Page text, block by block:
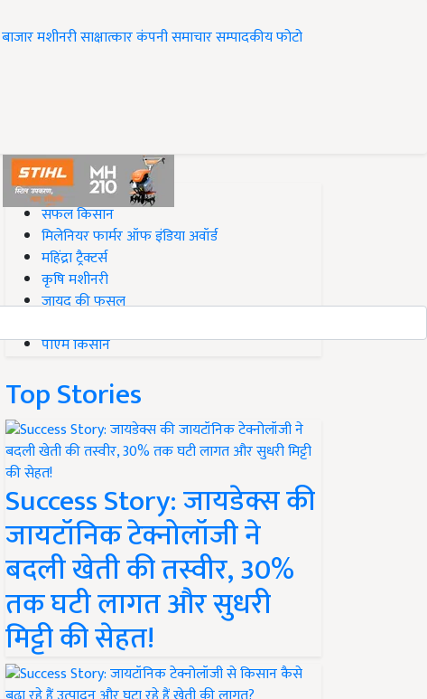
बाजारमशीनरीसाक्षात्कारकंपनी समाचारसम्पादकीयफोटो
#Top on Krishi Jagran
सफल किसान
मिलेनियर फार्मर ऑफ इंडिया अवॉर्ड
महिंद्रा ट्रैक्टर्स
कृषि मशीनरी
जायद की फसल
पीएम किसान
Top Stories
Success Story: जायडेक्स की
जायटॉनिक टेक्नोलॉजी ने
बदली खेती की तस्वीर, 30%
तक घटी लागत और सुधरी
मिट्टी की सेहत!